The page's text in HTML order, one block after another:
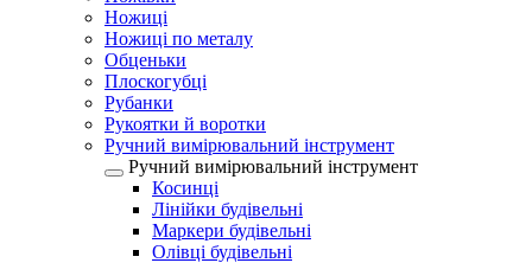
Ножиці
Ножиці по металу
Обценьки
Плоскогубці
Рубанки
Рукоятки й воротки
Ручний вимірювальний інструмент
Ручний вимірювальний інструмент
Косинці
Лінійки будівельні
Маркери будівельні
Олівці будівельні